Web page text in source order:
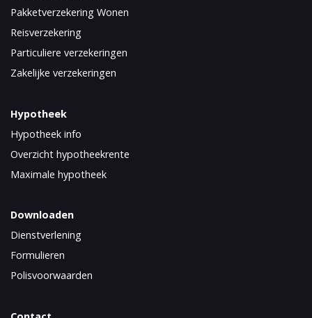
Pakketverzekering Wonen
Reisverzekering
Particuliere verzekeringen
Zakelijke verzekeringen
Hypotheek
Hypotheek info
Overzicht hypotheekrente
Maximale hypotheek
Downloaden
Dienstverlening
Formulieren
Polisvoorwaarden